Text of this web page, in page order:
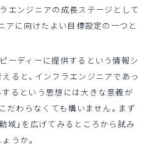
エンジニアの成長ステージとして
アに向けたよい目標設定の一つと
ーディーに提供するという情報シ
ると、インフラエンジニアであっ
るという思想には大きな意義が
だわらなくても構いません。まず
域」を広げてみるところから試み
うか。